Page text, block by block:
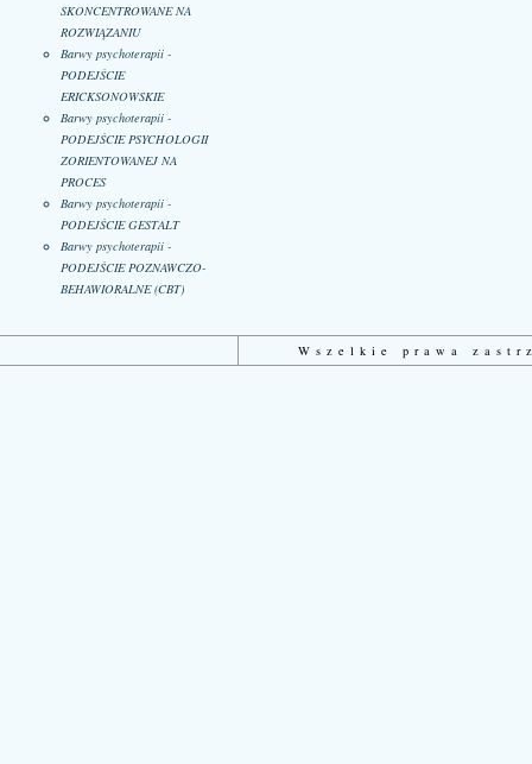
SKONCENTROWANE NA
ROZWIĄZANIU
Barwy psychoterapii -
PODEJŚCIE
ERICKSONOWSKIE
Barwy psychoterapii -
PODEJŚCIE PSYCHOLOGII
ZORIENTOWANEJ NA
PROCES
Barwy psychoterapii -
PODEJŚCIE GESTALT
Barwy psychoterapii -
PODEJŚCIE POZNAWCZO-
BEHAWIORALNE (CBT)
Wszelkie prawa